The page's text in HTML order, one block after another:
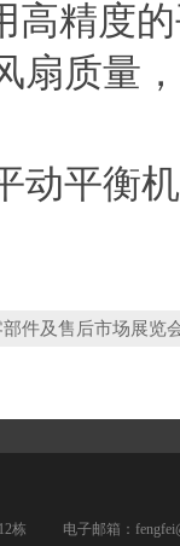
高精度
扇质量
动平衡
部件及售后市场展览
12栋 电子邮箱：